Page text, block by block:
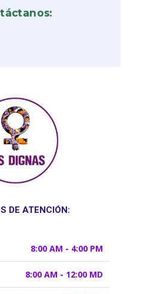
DE ATENCIÓN:
8:00 AM - 4:00 PM
8:00 AM - 12:00 MD